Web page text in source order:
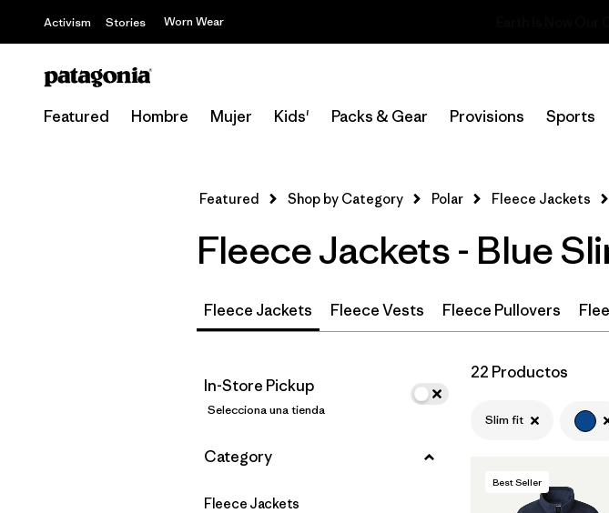
Activism Stories Worn Wear
Featured Hombre Mujer Kids' Packs & Gear Provisions Sports
Selecciona una tienda
Filtrar por
Price
Filtrar por
Size
Filtrar por
Fit 1
Filtrar por
Features & Processes
Filtrar por
Materials & Fabric
Featured Shop by Category Polar Fleece Jackets
Fleece Jackets - Blue
Fleece Jackets Fleece Vests Fleece Pullovers
In-Store Pickup
Selecciona una tienda
Filtrar por
Category
Fleece Jackets
22 Productos
Slim fit
Best Seller